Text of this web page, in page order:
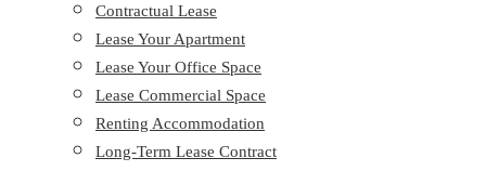
Contractual Lease
Lease Your Apartment
Lease Your Office Space
Lease Commercial Space
Renting Accommodation
Long-Term Lease Contract